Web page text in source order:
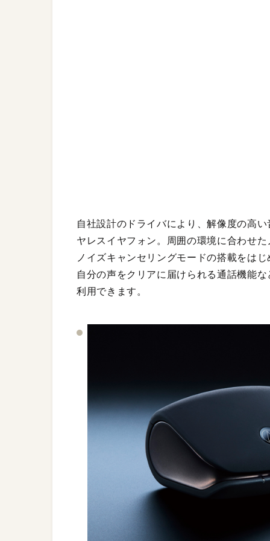
自社設計のドライバにより、解像度の高
ヤレスイヤフォン。周囲の環境に合わせ
ノイズキャンセリングモードの搭載をは
自分の声をクリアに届けられる通話機能
利用できます。